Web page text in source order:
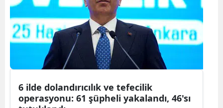
6 ilde dolandırıcılık ve tefecilik
operasyonu: 61 şüpheli yakalandı, 46'sı